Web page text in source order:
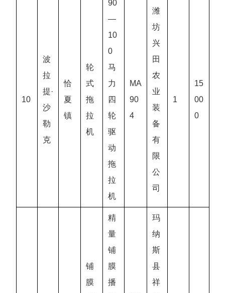
10
波
拉
提·
沙
勒
克
恰
夏
镇
轮
式
拖
拉
机
90
—
10
0
马
力
四
轮
驱
动
拖
拉
机
MA
90
4
潍
坊
兴
田
农
业
装
备
有
限
公
司
1
15
00
0
铺
膜
精
量
铺
膜
播
玛
纳
斯
县
祥